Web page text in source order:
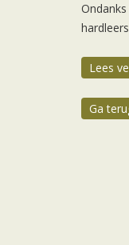
Lees
Ga